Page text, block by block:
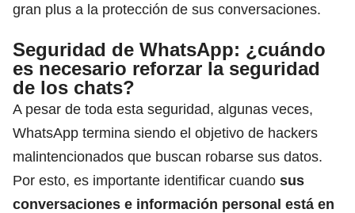
gran plus a la protección de sus conversaciones.
Seguridad de WhatsApp: ¿cuándo
es necesario reforzar la seguridad
de los chats?
A pesar de toda esta seguridad, algunas veces,
WhatsApp termina siendo el objetivo de hackers
malintencionados que buscan robarse sus datos.
Por esto, es importante identificar cuando sus
conversaciones e información personal está en